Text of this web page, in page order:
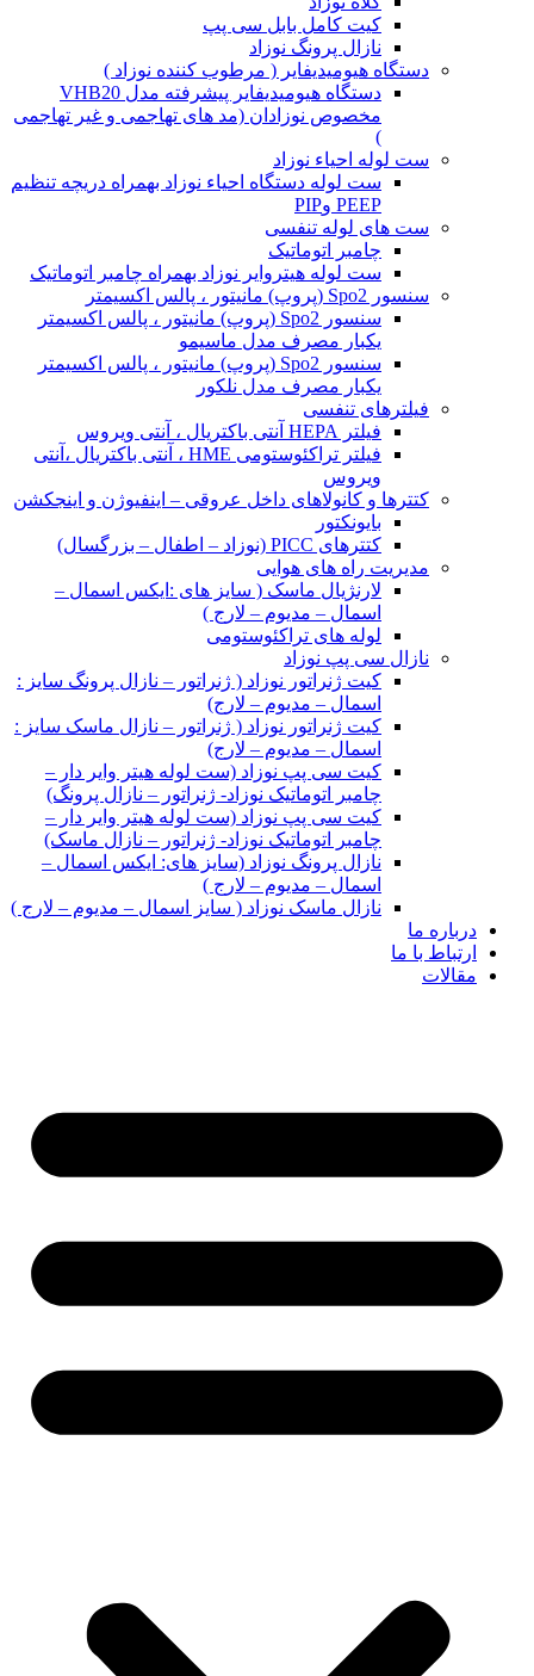
کیت کامل بابل سی پپ
نازال پرونگ نوزاد
دستگاه هیومیدیفایر ( مرطوب کننده نوزاد )
دستگاه هیومیدیفایر پیشرفته مدل VHB20
مخصوص نوزادان (مد های تهاجمی و غیر تهاجمی
)
ست لوله احیاء نوزاد
ست لوله دستگاه احیاء نوزاد بهمراه دریچه تنظیم
PEEP وPIP
ست های لوله تنفسی
چامبر اتوماتیک
ست لوله هیتروایر نوزاد بهمراه چامبر اتوماتیک
سنسور Spo2 (پروپ) مانیتور ، پالس اکسیمتر
سنسور Spo2 (پروپ) مانیتور ، پالس اکسیمتر
یکبار مصرف مدل ماسیمو
سنسور Spo2 (پروپ) مانیتور ، پالس اکسیمتر
یکبار مصرف مدل نلکور
فیلترهای تنفسی
فیلتر HEPA آنتی باکتریال ، آنتی ویروس
فیلتر تراکئوستومی HME ، آنتی باکتریال ،آنتی
ویروس
کتترها و کانولاهای داخل عروقی – اینفیوژن و اینجکشن
بایونکتور
کتترهای PICC (نوزاد – اطفال – بزرگسال)
مدیریت راه های هوایی
لارنژیال ماسک ( سایز های :ایکس اسمال –
اسمال – مدیوم – لارج )
لوله های تراکئوستومی
نازال سی پپ نوزاد
کیت ژنراتور نوزاد ( ژنراتور – نازال پرونگ سایز :
اسمال – مدیوم – لارج)
کیت ژنراتور نوزاد ( ژنراتور – نازال ماسک سایز :
اسمال – مدیوم – لارج)
کیت سی پپ نوزاد (ست لوله هیتر وایر دار –
چامبر اتوماتیک نوزاد- ژنراتور – نازال پرونگ)
کیت سی پپ نوزاد (ست لوله هیتر وایر دار –
چامبر اتوماتیک نوزاد- ژنراتور – نازال ماسک)
نازال پرونگ نوزاد (سایز های: ایکس اسمال –
اسمال – مدیوم – لارج )
نازال ماسک نوزاد ( سایز اسمال – مدیوم – لارج )
درباره ما
ارتباط با ما
مقالات